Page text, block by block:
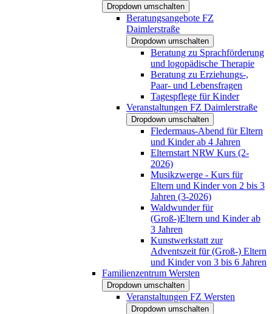
Dropdown umschalten
Beratungsangebote FZ
Daimlerstraße
Dropdown umschalten
Beratung zu Sprachförderung
und logopädische Therapie
Beratung zu Erziehungs-,
Paar- und Lebensfragen
Tagespflege für Kinder
Veranstaltungen FZ Daimlerstraße
Dropdown umschalten
Fledermaus-Abend für Eltern
und Kinder ab 4 Jahren
Elternstart NRW Kurs (2-
2026)
Musikzwerge - Kurs für
Eltern und Kinder von 2 bis 3
Jahren (3-2026)
Waldwunder für
(Groß-)Eltern und Kinder ab
3 Jahren
Kunstwerkstatt zur
Adventszeit für (Groß-) Eltern
und Kinder von 3 bis 6 Jahren
Familienzentrum Wersten
Dropdown umschalten
Veranstaltungen FZ Wersten
Dropdown umschalten